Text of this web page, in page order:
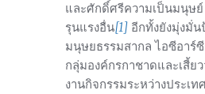
และศักดิ์ศรีความเป็นมนุษ
รุนแรงอื่น[1] อีกทั้งยังมุ่งมั่
มนุษยธรรมสากล ไอซีอาร์
กลุ่มองค์กรกาชาดและเสี้ย
งานกิจกรรมระหว่างประเ